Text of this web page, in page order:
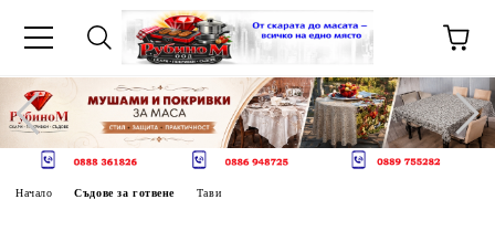
Начало Съдове за готвене Тави